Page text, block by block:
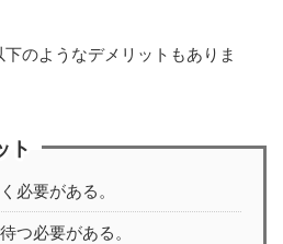
のようなデメリットもありま
ト
必要がある。
つ必要がある。